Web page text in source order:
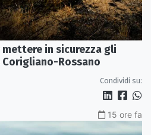
in sicurezza gli
Rossano
Condividi su:
15 ore fa